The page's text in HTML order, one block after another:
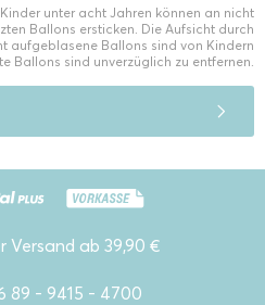
unter acht Jahren können an nicht
Ballons ersticken. Die Aufsicht durch
aufgeblasene Ballons sind von Kindern
Ballons sind unverzüglich zu entfernen.
Versand ab 39,90 €
89 - 9415 - 4700